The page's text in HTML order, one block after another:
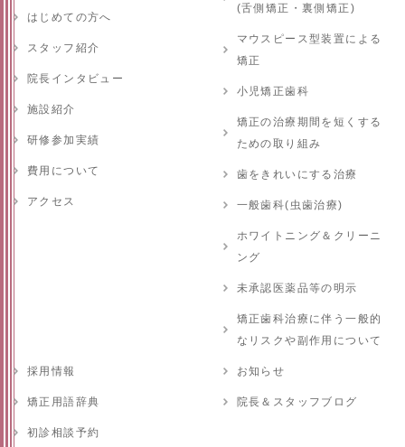
はじめての方へ
スタッフ紹介
院長インタビュー
施設紹介
研修参加実績
費用について
アクセス
(舌側矯正・裏側矯正)
マウスピース型装置による
矯正
小児矯正歯科
矯正の治療期間を短くする
ための取り組み
歯をきれいにする治療
一般歯科(虫歯治療)
ホワイトニング＆クリーニ
ング
未承認医薬品等の明示
矯正歯科治療に伴う一般的
なリスクや副作用について
採用情報
矯正用語辞典
初診相談予約
お知らせ
院長＆スタッフブログ